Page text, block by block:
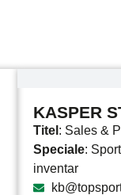
KASPER
Titel : Sales &
Speciale:
inventar